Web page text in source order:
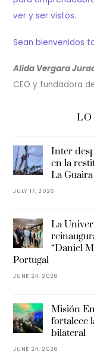
ver y ser vistos.
Sean bienvenidos
Alida Vergara
CEO y fundadora
Inter
en la
La
JULY 17, 2026
La
“Daniel
Portugal
JUNE 24, 2026
Misión
fortalece
bilateral
JUNE 24, 2026